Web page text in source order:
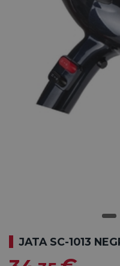
JATA SC-1013